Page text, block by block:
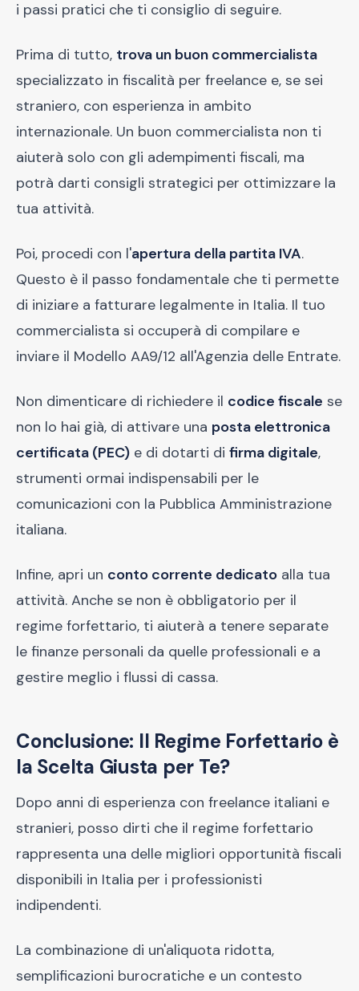
i passi pratici che ti consiglio di seguire.
Prima di tutto, trova un buon commercialista
specializzato in fiscalità per freelance e, se sei
straniero, con esperienza in ambito
internazionale. Un buon commercialista non ti
aiuterà solo con gli adempimenti fiscali, ma
potrà darti consigli strategici per ottimizzare la
tua attività.
Poi, procedi con l'apertura della partita IVA.
Questo è il passo fondamentale che ti permette
di iniziare a fatturare legalmente in Italia. Il tuo
commercialista si occuperà di compilare e
inviare il Modello AA9/12 all'Agenzia delle Entrate.
Non dimenticare di richiedere il codice fiscale se
non lo hai già, di attivare una posta elettronica
certificata (PEC) e di dotarti di firma digitale,
strumenti ormai indispensabili per le
comunicazioni con la Pubblica Amministrazione
italiana.
Infine, apri un conto corrente dedicato alla tua
attività. Anche se non è obbligatorio per il
regime forfettario, ti aiuterà a tenere separate
le finanze personali da quelle professionali e a
gestire meglio i flussi di cassa.
Conclusione: Il Regime Forfettario è
la Scelta Giusta per Te?
Dopo anni di esperienza con freelance italiani e
stranieri, posso dirti che il regime forfettario
rappresenta una delle migliori opportunità fiscali
disponibili in Italia per i professionisti
indipendenti.
La combinazione di un'aliquota ridotta,
semplificazioni burocratiche e un contesto